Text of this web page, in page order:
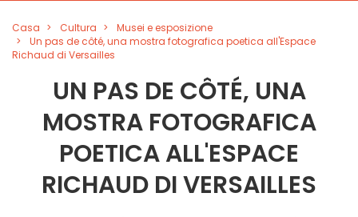
Casa Cultura
Musei e esposizione
Un pas de côté, una mostra fotografica poetica all'Espace
Richaud di Versailles
UN PAS DE CÔTÉ, UNA
MOSTRA FOTOGRAFICA
POETICA ALL'ESPACE
RICHAUD DI VERSAILLES